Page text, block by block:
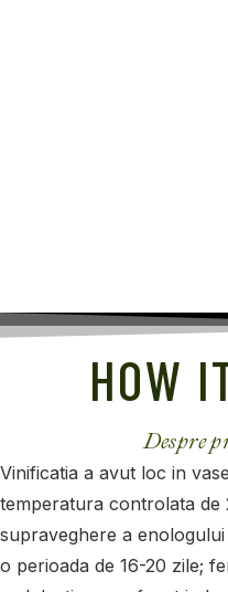
HOW
Despre
Vinificatia a avut loc in
temperatura controlata de
supraveghere a
o perioada de 16-20 zile;